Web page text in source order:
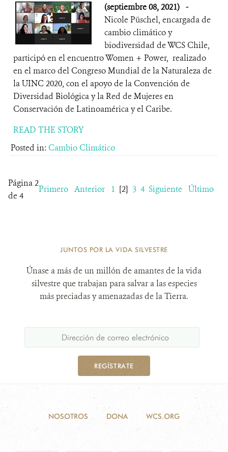
(septiembre 08, 2021) -
Nicole Püschel, encargada de
cambio climático y
biodiversidad de WCS Chile,
participó en el encuentro Women + Power, realizado
en el marco del Congreso Mundial de la Naturaleza de
la UINC 2020, con el apoyo de la Convención de
Diversidad Biológica y la Red de Mujeres en
Conservación de Latinoamérica y el Caribe.
READ THE STORY
Posted in: Cambio Climático
Página 2
de 4
Primero Anterior 1 [2] 3 4 Siguiente Último
JUNTOS POR LA VIDA SILVESTRE
Únase a más de un millón de amantes de la vida
silvestre que trabajan para salvar a las especies
más preciadas y amenazadas de la Tierra.
REGÍSTRATE
NOSOTROS DONA WCS.ORG